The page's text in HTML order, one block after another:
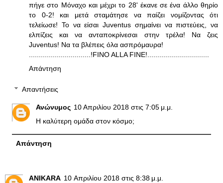
πήγε στο Μόναχο και μέχρι το 28' έκανε σε ένα άλλο θηρίο
το 0-2! και μετά σταμάτησε να παίζει νομίζοντας ότι
τελείωσε! Το να είσαι Juventus σημαίνει να πιστεύεις, να
ελπίζεις και να ανταποκρίνεσαι στην τρέλα! Να ζεις
Juventus! Να τα βλέπεις όλα ασπρόμαυρα!
...............................!FINO ALLA FINE!...............................
Απάντηση
Απαντήσεις
Ανώνυμος 10 Απριλίου 2018 στις 7:05 μ.μ.
Η καλύτερη ομάδα στον κόσμο;
Απάντηση
ANIKARA 10 Απριλίου 2018 στις 8:38 μ.μ.